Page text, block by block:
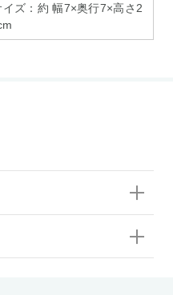
イズ：約 幅7×奥行7×高さ2